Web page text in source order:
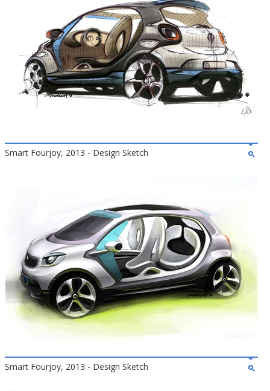
Smart Fourjoy, 2013 - Design Sketch
Smart Fourjoy, 2013 - Design Sketch